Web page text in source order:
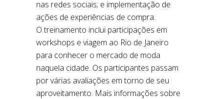
nas redes sociais; e implementação de
ações de experiências de compra.
O treinamento inclui participações em
workshops e viagem ao Rio de Janeiro
para conhecer o mercado de moda
naquela cidade. Os participantes passam
por várias avaliações em torno de seu
aproveitamento. Mais informações sobre